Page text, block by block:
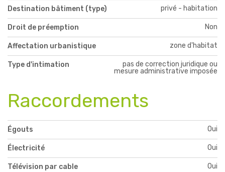
Destination bâtiment (type) privé - habitation
Droit de préemption Non
Affectation urbanistique zone d'habitat
Type d'intimation
pas de correction juridique ou
mesure administrative imposée
Raccordements
Égouts Oui
Électricité Oui
Télévision par cable Oui